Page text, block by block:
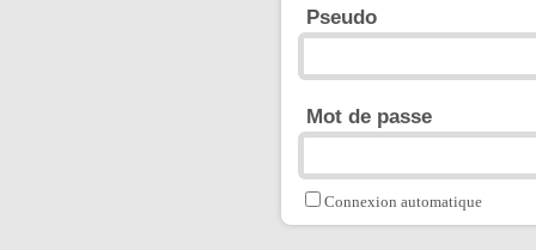
Pseudo
Mot de passe
Connexion automatique